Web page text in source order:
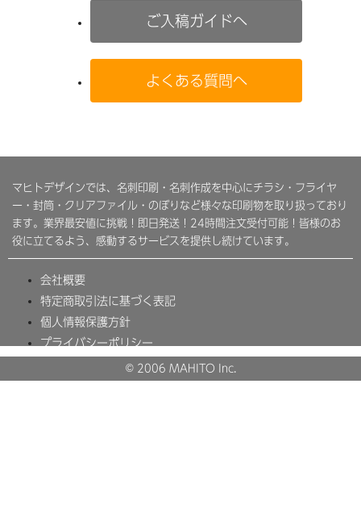
ご入稿ガイドへ
よくある質問へ
マヒトデザインでは、名刺印刷・名刺作成を中心にチラシ・フライヤ
ー・封筒・クリアファイル・のぼりなど様々な印刷物を取り扱っており
ます。業界最安値に挑戦！即日発送！24時間注文受付可能！皆様のお
役に立てるよう、感動するサービスを提供し続けています。
会社概要
特定商取引法に基づく表記
個人情報保護方針
プライバシーポリシー
© 2006 MAHITO Inc.